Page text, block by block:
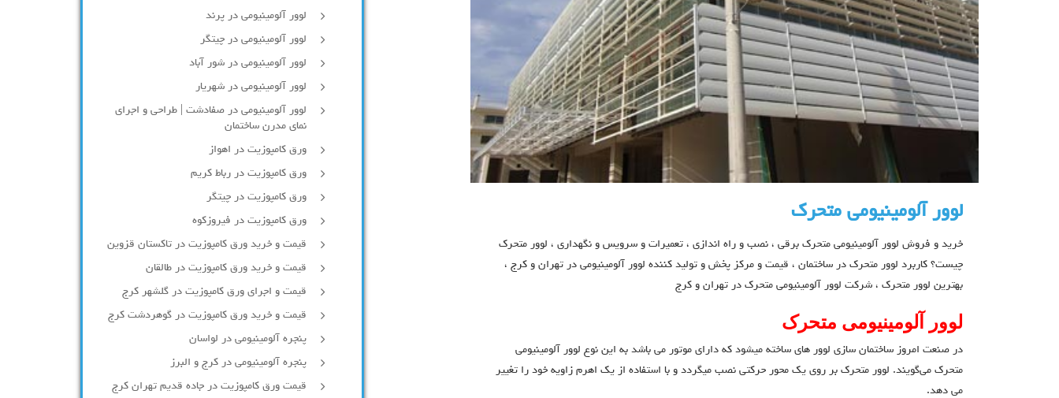
لوور آلومینیومی متحرک
خرید و فروش لوور آلومینیومی متحرک برقی ، نصب و راه اندازی ، تعمیرات و سرویس و نگهداری ، لوور متحرک
چیست؟ کاربرد لوور متحرک در ساختمان ، قیمت و مرکز پخش و تولید کننده لوور آلومینیومی در تهران و کرج ،
بهترین لوور متحرک ، شرکت لوور آلومینیومی متحرک در تهران و کرج
لوور آلومینیومی متحرک
در صنعت امروز ساختمان سازی لوور های ساخته میشود که دارای موتور می باشد به این نوع لوور آلومینیومی
متحرک می‌گویند. لوور متحرک بر روی یک محور حرکتی نصب میگردد و با استفاده از یک اهرم زاویه خود را تغییر
می دهد.
لوور آلومینیومی در پرند
لوور آلومینیومی در چیتگر
لوور آلومینیومی در شور آباد
لوور آلومينيومي در شهريار
لوور آلومینیومی در صفادشت | طراحی و اجرای
نمای مدرن ساختمان
ورق کامپوزیت در اهواز
ورق کامپوزیت در رباط کریم
ورق کامپوزیت در چیتگر
ورق کامپوزیت در فیروزکوه
قیمت و خرید ورق کامپوزیت در تاکستان قزوین
قیمت و خرید ورق کامپوزیت در طالقان
قیمت و اجرای ورق کامپوزیت در گلشهر کرج
قیمت و خرید ورق کامپوزیت در گوهردشت کرج
پنجره آلومینیومی در لواسان
پنجره آلومینیومی در کرج و البرز
قیمت ورق کامپوزیت در جاده قدیم تهران کرج